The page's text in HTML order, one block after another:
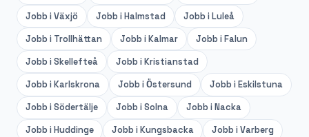
Jobb iVäxjö Jobb iHalmstad Jobb iLuleå
Jobb i Trollhättan Jobb iKalmar Jobb iFalun
Jobb iSkellefteå Jobb iKristianstad
Jobb iKarlskrona Jobb iÖstersund Jobb iEskilstuna
Jobb iSödertälje Jobb iSolna Jobb iNacka
Jobb iHuddinge Jobb iKungsbacka Jobb iVarberg